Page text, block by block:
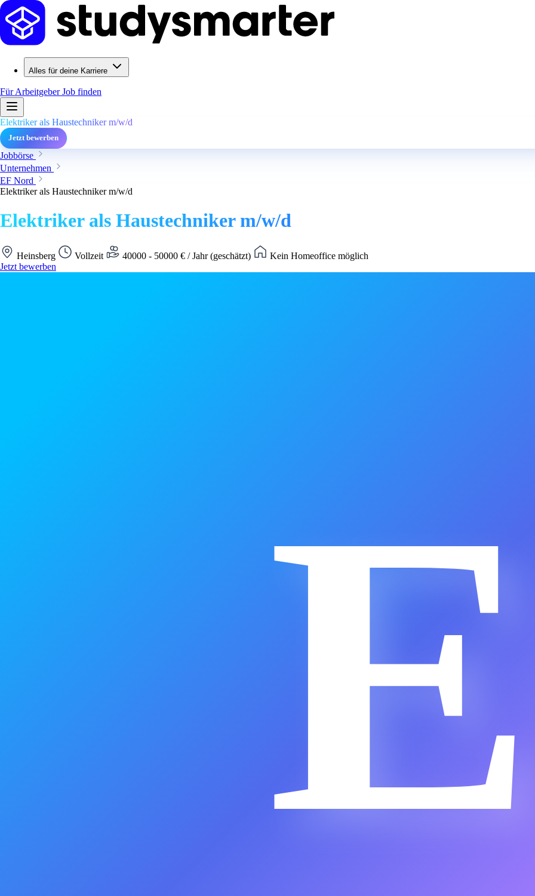
Alles für deine Karriere
Für ArbeitgeberJob finden
Elektriker als Haustechniker m/w/d
Jetzt bewerben
Jobbörse
Unternehmen
EF Nord
Elektriker als Haustechniker m/w/d
Elektriker als Haustechniker m/w/d
Heinsberg Vollzeit 40000 - 50000 € / Jahr (geschätzt)
Kein Homeoffice möglich
Jetzt bewerben
E